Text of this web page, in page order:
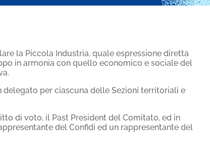
la Piccola Industria, quale espressione diretta
in armonia con quello economico e sociale del
per ciascuna delle Sezioni territoriali e
di voto, il Past President del Comitato, ed in
del Confidi ed un rappresentante del